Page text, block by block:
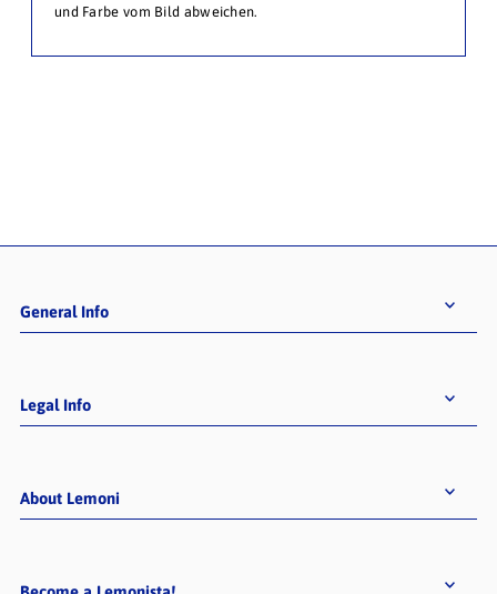
und Farbe vom Bild abweichen.
General Info
Legal Info
About Lemoni